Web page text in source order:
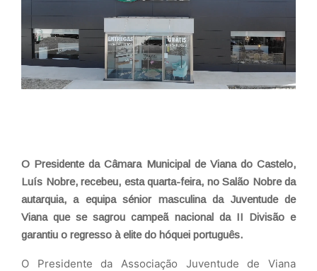
O Presidente da Câmara Municipal de Viana do Castelo,
Luís Nobre, recebeu, esta quarta-feira, no Salão Nobre da
autarquia, a equipa sénior masculina da Juventude de
Viana que se sagrou campeã nacional da II Divisão e
garantiu o regresso à elite do hóquei português.
O Presidente da Associação Juventude de Viana